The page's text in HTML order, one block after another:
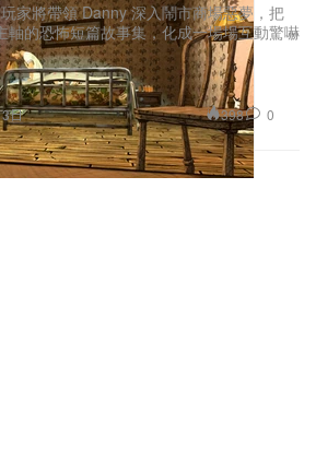
家將帶領 Danny 深入鬧市商場惡夢，把
軸的恐怖短篇故事集，化成一場場互動驚嚇
日
398 0